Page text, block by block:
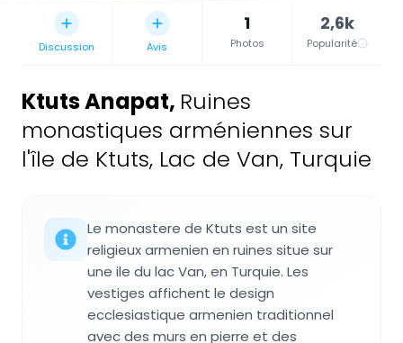
Discussion Avis
1
Photos
2,6k
Popularité
Ktuts Anapat, Ruines
monastiques arméniennes sur
l'île de Ktuts, Lac de Van, Turquie
Le monastere de Ktuts est un site
religieux armenien en ruines situe sur
une ile du lac Van, en Turquie. Les
vestiges affichent le design
ecclesiastique armenien traditionnel
avec des murs en pierre et des